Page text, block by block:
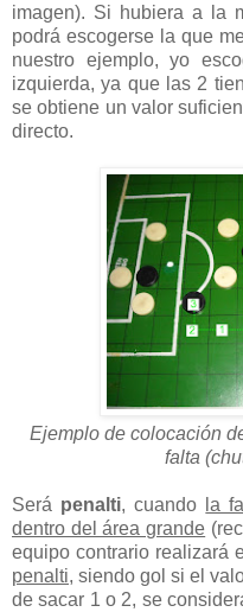
imagen). Si hubiera a la
podrá escogerse la que
nuestro ejemplo, yo
izquierda, ya que las 2
se obtiene un valor
directo.
Ejemplo de colocación
falta
Será penalti, cuando
la
dentro del área grande
equipo contrario realizará
penalti, siendo gol si el
de sacar 1 o 2, se